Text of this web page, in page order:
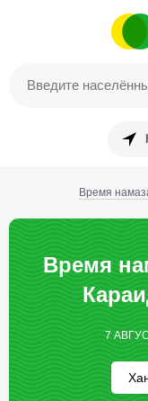
Время
Время
7